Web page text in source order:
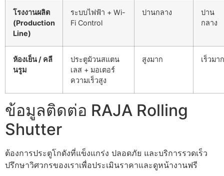
โรงงานผลิต
(Production
Line)
ระบบไฟฟ้า + Wi-
Fi Control
ปานกลาง
ปาน
กลาง
ห้องเย็น / คลี
นรูม
ประตูม้วนสแตน
เลส + มอเตอร์
ความเร็วสูง
สูงมาก เร็วมาก
ข้อมูลติดต่อ RAJA Rolling
Shutter
ต้องการประตูโกดังที่แข็งแกร่ง ปลอดภัย และบริการรวดเร็ว
ปรึกษาวิศวกรของเราเพื่อประเมินราคาและดูหน้างานฟรี